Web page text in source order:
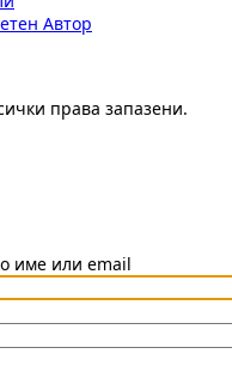
Автор
права запазени.
име или email